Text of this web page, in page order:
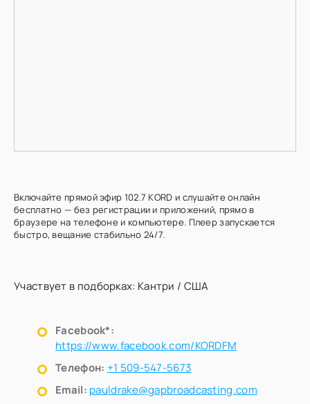
Включайте прямой эфир 102.7 KORD и слушайте онлайн
бесплатно — без регистрации и приложений, прямо в
браузере на телефоне и компьютере. Плеер запускается
быстро, вещание стабильно 24/7.
Участвует в подборках: Кантри / США
Facebook*:
https://www.facebook.com/KORDFM
Телефон: +1 509-547-5673
Email: pauldrake@gapbroadcasting.com